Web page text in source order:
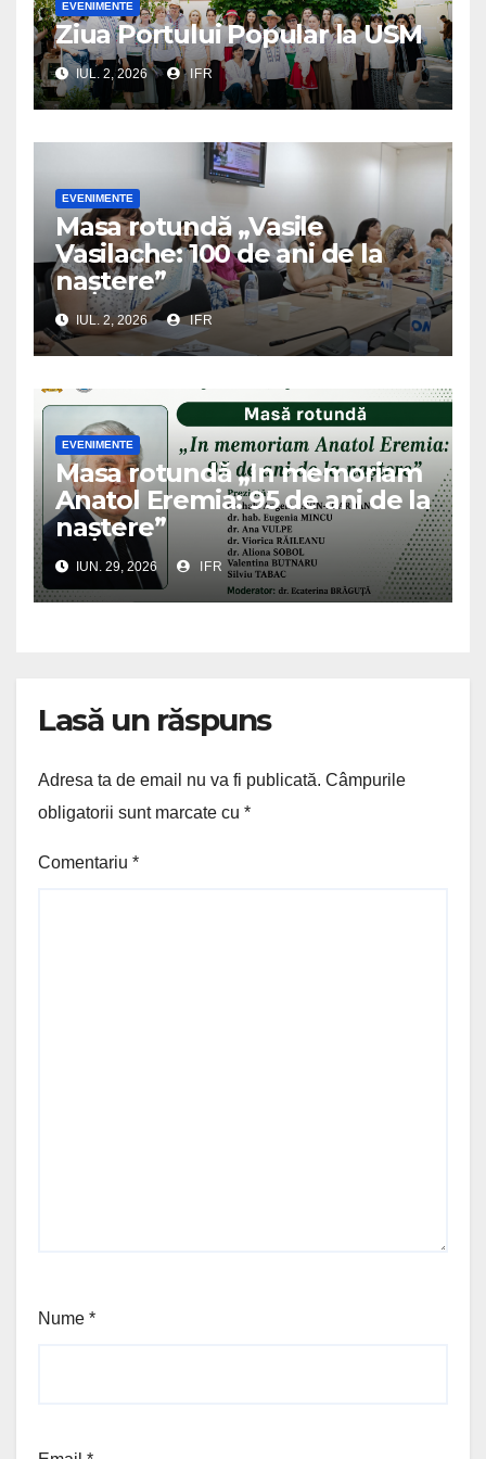
EVENIMENTE
Ziua Portului Popular la USM
IUL. 2, 2026 IFR
EVENIMENTE
Masa rotundă „Vasile
Vasilache: 100 de ani de la
naștere”
IUL. 2, 2026 IFR
EVENIMENTE
Masa rotundă „In memoriam
Anatol Eremia: 95 de ani de la
naștere”
IUN. 29, 2026 IFR
Lasă un răspuns
Adresa ta de email nu va fi publicată. Câmpurile
obligatorii sunt marcate cu *
Comentariu *
Nume *